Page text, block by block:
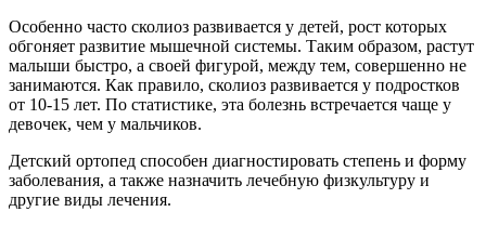
Особенно часто сколиоз развивается у детей, рост которых
обгоняет развитие мышечной системы. Таким образом, растут
малыши быстро, а своей фигурой, между тем, совершенно не
занимаются. Как правило, сколиоз развивается у подростков
от 10-15 лет. По статистике, эта болезнь встречается чаще у
девочек, чем у мальчиков.
Детский ортопед способен диагностировать степень и форму
заболевания, а также назначить лечебную физкультуру и
другие виды лечения.